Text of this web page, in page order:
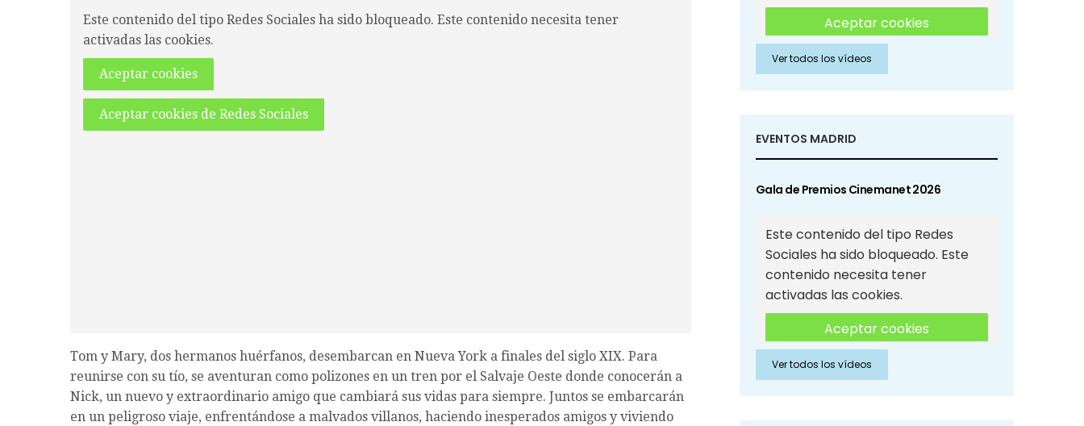
Este contenido del tipo Redes Sociales ha sido bloqueado. Este contenido necesita tener
activadas las cookies.
Aceptar cookies
Aceptar cookies de Redes Sociales
Tom y Mary, dos hermanos huérfanos, desembarcan en Nueva York a finales del siglo XIX. Para
reunirse con su tío, se aventuran como polizones en un tren por el Salvaje Oeste donde conocerán a
Nick, un nuevo y extraordinario amigo que cambiará sus vidas para siempre. Juntos se embarcarán
en un peligroso viaje, enfrentándose a malvados villanos, haciendo inesperados amigos y viviendo
Aceptar cookies
Aceptar cookies de Redes
Sociales
Ver todos los vídeos
EVENTOS MADRID
Gala de Premios Cinemanet 2026
Este contenido del tipo Redes
Sociales ha sido bloqueado. Este
contenido necesita tener
activadas las cookies.
Aceptar cookies
Aceptar cookies de Redes
Sociales
Ver todos los vídeos